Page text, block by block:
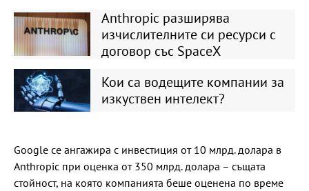
Anthropic разширява
изчислителните си ресурси с
договор със SpaceX
Кои са водещите компании за
изкуствен интелект?
Google се ангажира с инвестиция от 10 млрд. долара в
Anthropic при оценка от 350 млрд. долара – същата
стойност, на която компанията беше оценена по време